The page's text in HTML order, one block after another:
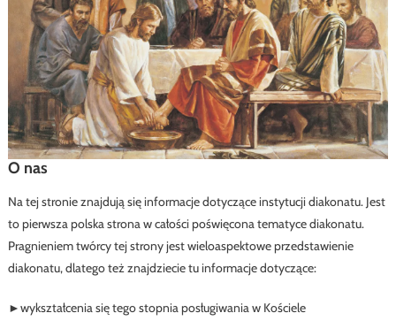
O nas
Na tej stronie znajdują się informacje dotyczące instytucji diakonatu. Jest
to pierwsza polska strona w całości poświęcona tematyce diakonatu.
Pragnieniem twórcy tej strony jest wieloaspektowe przedstawienie
diakonatu, dlatego też znajdziecie tu informacje dotyczące:
►wykształcenia się tego stopnia posługiwania w Kościele